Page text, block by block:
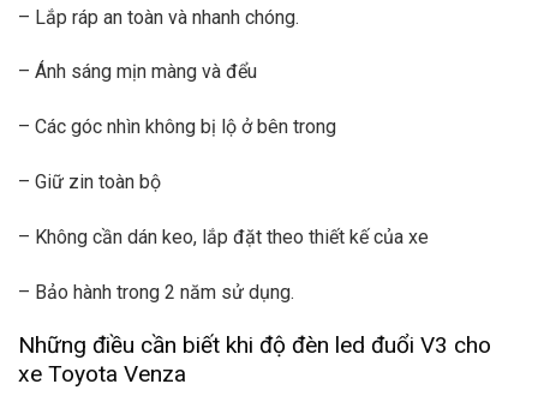
– Lắp ráp an toàn và nhanh chóng.
– Ánh sáng mịn màng và đểu
– Các góc nhìn không bị lộ ở bên trong
– Giữ zin toàn bộ
– Không cần dán keo, lắp đặt theo thiết kế của xe
– Bảo hành trong 2 năm sử dụng.
Những điều cần biết khi độ đèn led đuổi V3 cho
xe Toyota Venza